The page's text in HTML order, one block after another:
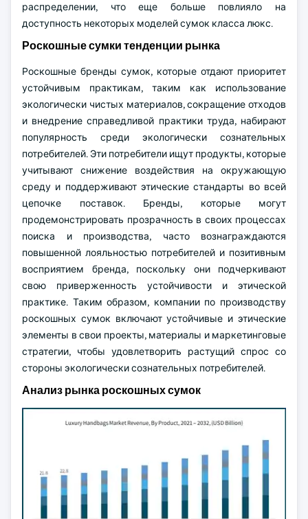
распределении, что еще больше повлияло на
доступность некоторых моделей сумок класса люкс.
Роскошные сумки тенденции рынка
Роскошные бренды сумок, которые отдают приоритет
устойчивым практикам, таким как использование
экологически чистых материалов, сокращение отходов
и внедрение справедливой практики труда, набирают
популярность среди экологически сознательных
потребителей. Эти потребители ищут продукты, которые
учитывают снижение воздействия на окружающую
среду и поддерживают этические стандарты во всей
цепочке поставок. Бренды, которые могут
продемонстрировать прозрачность в своих процессах
поиска и производства, часто вознаграждаются
повышенной лояльностью потребителей и позитивным
восприятием бренда, поскольку они подчеркивают
свою приверженность устойчивости и этической
практике. Таким образом, компании по производству
роскошных сумок включают устойчивые и этические
элементы в свои проекты, материалы и маркетинговые
стратегии, чтобы удовлетворить растущий спрос со
стороны экологически сознательных потребителей.
Анализ рынка роскошных сумок